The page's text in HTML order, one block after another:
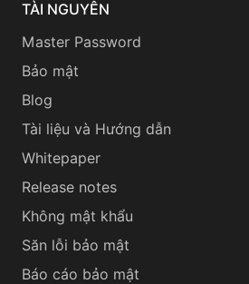
TÀI NGUYÊN
Master Password
Bảo mật
Blog
Tài liệu và Hướng dẫn
Whitepaper
Release notes
Không mật khẩu
Săn lỗi bảo mật
Báo cáo bảo mật